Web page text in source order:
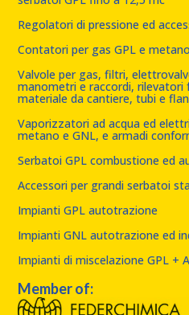
Regolatori di pressione ed
Contatori per gas GPL e metano
Valvole per gas, filtri,
manometri e raccordi, rilevatori
materiale da cantiere, tubi e
Vaporizzatori ad acqua ed
metano e GNL, e armadi
Serbatoi GPL combustione ed
Accessori per grandi serbatoi
Impianti GPL autotrazione
Impianti GNL autotrazione ed
Impianti di miscelazione GPL +
Member of: